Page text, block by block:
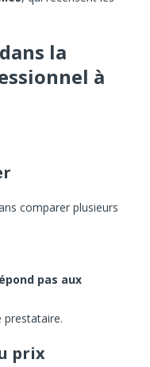
la
à
comparer plusieurs
pas aux
prestataire.
prix